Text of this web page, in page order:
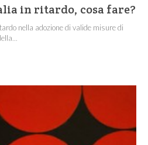
in ritardo, cosa fare?
nella adozione di valide misure di